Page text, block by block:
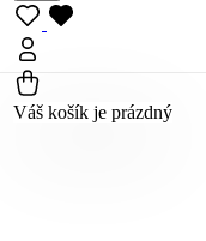
Váš košík je prázdný